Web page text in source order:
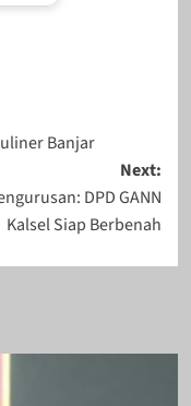
Banjar
Next:
DPD GANN
Kalsel Siap Berbenah